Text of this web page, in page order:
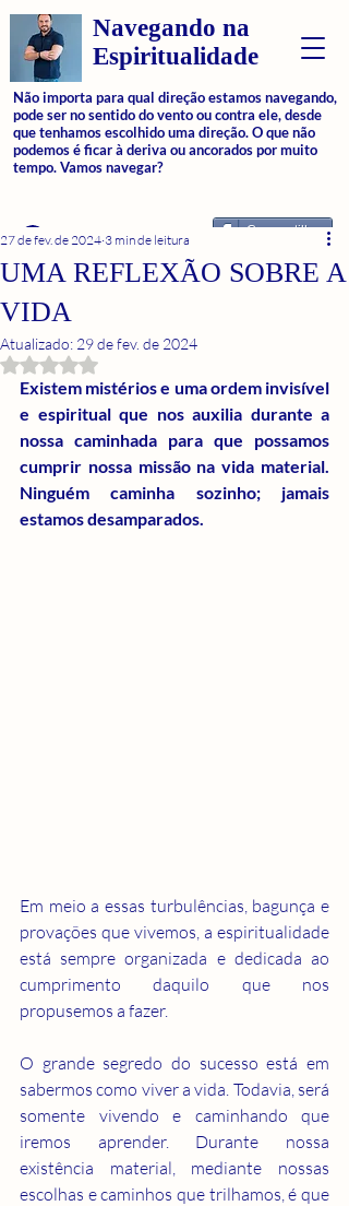
Navegando na
Espiritualidade
Não importa para qual direção estamos navegando,
pode ser no sentido do vento ou contra ele, desde
que tenhamos escolhido uma direção. O que não
podemos é ficar à deriva ou ancorados por muito
tempo. Vamos navegar?
Login Compartilhar
UMA REFLEXÃO SOBRE A
VIDA
27 de fev. de 2024 3 min de leitura
Atualizado: 29 de fev. de 2024
Avaliado com NaN de 5 estrelas.
Existem mistérios e uma ordem invisível
e espiritual que nos auxilia durante a
nossa caminhada para que possamos
cumprir nossa missão na vida material.
Ninguém caminha sozinho; jamais
estamos desamparados.
Em meio a essas turbulências, bagunça e
provações que vivemos, a espiritualidade
está sempre organizada e dedicada ao
cumprimento daquilo que nos
propusemos a fazer.
O grande segredo do sucesso está em
sabermos como viver a vida. Todavia, será
somente vivendo e caminhando que
iremos aprender. Durante nossa
existência material, mediante nossas
escolhas e caminhos que trilhamos, é que